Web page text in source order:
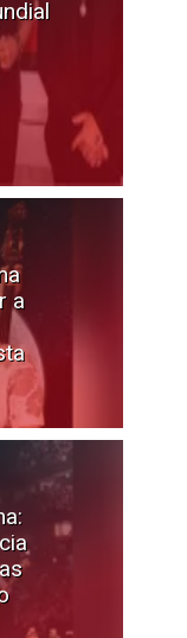
a